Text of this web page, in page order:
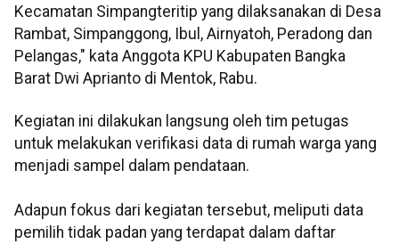
Kecamatan Simpangteritip yang dilaksanakan di Desa
Rambat, Simpanggong, Ibul, Airnyatoh, Peradong dan
Pelangas," kata Anggota KPU Kabupaten Bangka
Barat Dwi Aprianto di Mentok, Rabu.
Kegiatan ini dilakukan langsung oleh tim petugas
untuk melakukan verifikasi data di rumah warga yang
menjadi sampel dalam pendataan.
Adapun fokus dari kegiatan tersebut, meliputi data
pemilih tidak padan yang terdapat dalam daftar